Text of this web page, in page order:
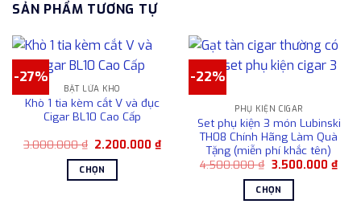
SẢN PHẨM TƯƠNG TỰ
-27%
BẬT LỬA KHÒ
Khò 1 tia kèm cắt V và đục
Cigar BL10 Cao Cấp
3.000.000₫ Giá
là:
3.000.000 ₫.
2.200.000₫Giá
hiện
CHỌN
-22%
PHỤ KIỆN CIGAR
Set phụ kiện 3 món Lubinski
TH08 Chính Hãng Làm Quà
Tặng (miễn phí khắc tên)
4.500.000₫ Giá
là:
4.500.000 ₫.
3.500.000 ₫Giá
hiện
CHỌN